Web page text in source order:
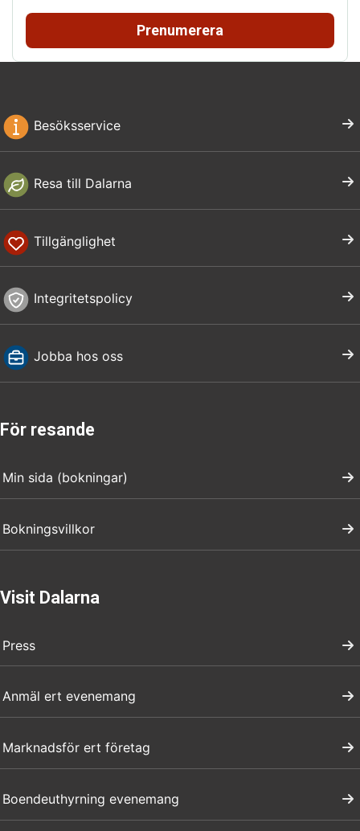
Prenumerera
Besöksservice
Resa till Dalarna
Tillgänglighet
Integritetspolicy
Jobba hos oss
För resande
Min sida (bokningar)
Bokningsvillkor
Visit Dalarna
Press
Anmäl ert evenemang
Marknadsför ert företag
Boendeuthyrning evenemang